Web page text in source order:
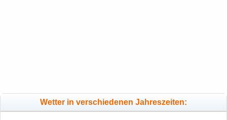
Wetter in verschiedenen Jahreszeiten: